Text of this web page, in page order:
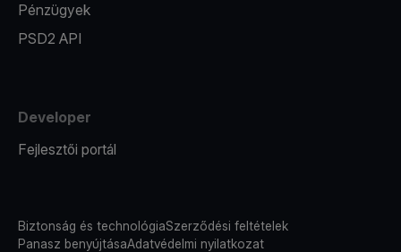
Pénzügyek
PSD2 API
Developer
Fejlesztői portál
Biztonság és technológiaSzerződési feltételek
Panasz benyújtásaAdatvédelmi nyilatkozat